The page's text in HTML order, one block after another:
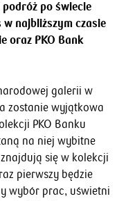
po świecie
w najbliższym czasie
oraz PKO Bank
galerii w
zostanie wyjątkowa
PKO Banku
na niej wybitne
się w kolekcji
pierwszy będzie
wybór prac, uświetni